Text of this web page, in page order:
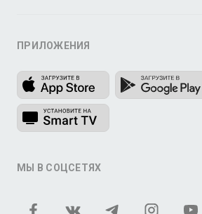
ПРИЛОЖЕНИЯ
МЫ В СОЦСЕТЯХ